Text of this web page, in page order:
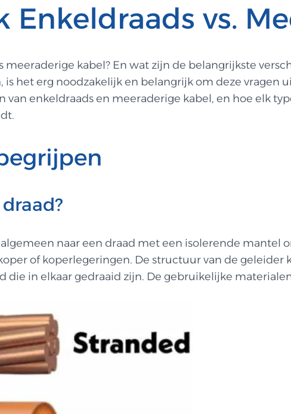
Enkeldraads vs.
meeraderige kabel? En wat zijn de belangrijkste
het erg noodzakelijk en belangrijk om deze vragen
enkeldraads en meeraderige kabel, en hoe elk
naar een draad met een isolerende mantel
of koperlegeringen. De structuur van de geleider
in elkaar gedraaid zijn. De gebruikelijke materialen